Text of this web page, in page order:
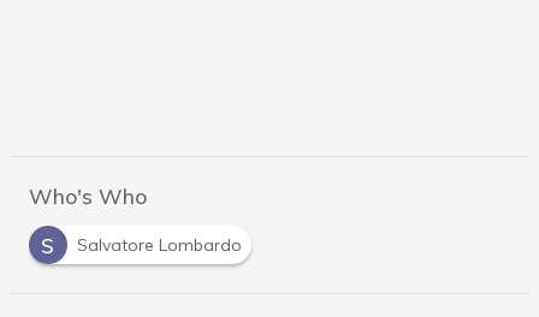
Who's Who
S
Salvatore Lombardo